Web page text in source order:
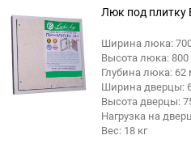
Люк под плитку
Ширина люка:
Высота люка:
Глубина люка:
Ширина дверцы:
Высота дверцы:
Нагрузка на
Вес: 18 кг